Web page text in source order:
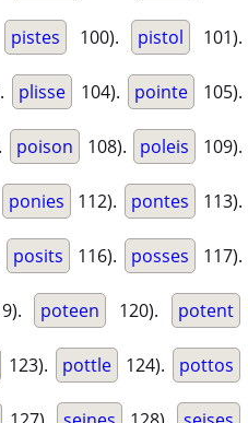
pistes 100). pistol 101).
plisse 104). pointe 105).
poison 108). poleis 109).
ponies 112). pontes 113).
posits 116). posses 117).
poteen 120). potent
123). pottle 124). pottos